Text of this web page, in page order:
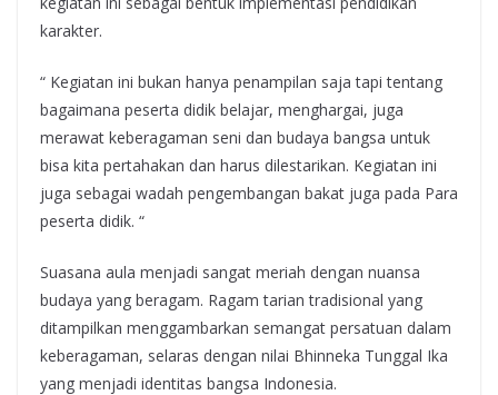
karakter.
“ Kegiatan ini bukan hanya penampilan saja tapi tentang
bagaimana peserta didik belajar, menghargai, juga
merawat keberagaman seni dan budaya bangsa untuk
bisa kita pertahakan dan harus dilestarikan. Kegiatan ini
juga sebagai wadah pengembangan bakat juga pada Para
peserta didik. “
Suasana aula menjadi sangat meriah dengan nuansa
budaya yang beragam. Ragam tarian tradisional yang
ditampilkan menggambarkan semangat persatuan dalam
keberagaman, selaras dengan nilai Bhinneka Tunggal Ika
yang menjadi identitas bangsa Indonesia.